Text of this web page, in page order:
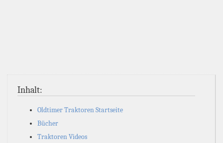
Inhalt:
Oldtimer Traktoren Startseite
Bücher
Traktoren Videos